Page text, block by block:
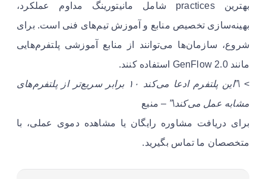
بهترین practices شامل مانیتورینگ مداوم عملکرد،
بهینه‌سازی تخصیص منابع و آموزش تیم‌های فنی است. برای
شروع، سازمان‌ها می‌توانند از منابع آموزشی پلتفرم‌هایی
مانند GenFlow 2.0 استفاده کنند.
>
\”این پلتفرم ادعا می‌کند ۱۰ برابر سریع‌تر از پلتفرم‌های
مشابه عمل می‌کند\” – منبع
برای دریافت مشاوره رایگان یا مشاهده دموی عملی، با
متخصصان ما تماس بگیرید.